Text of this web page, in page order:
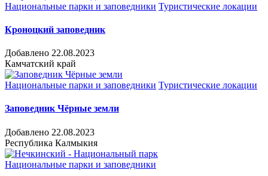
Национальные парки и заповедники Туристические локации
Кроноцкий заповедник
Добавлено 22.08.2023
Камчатский край
Национальные парки и заповедники Туристические локации
Заповедник Чёрные земли
Добавлено 22.08.2023
Республика Калмыкия
Национальные парки и заповедники